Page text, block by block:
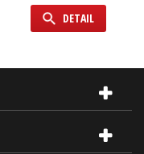
DETAIL